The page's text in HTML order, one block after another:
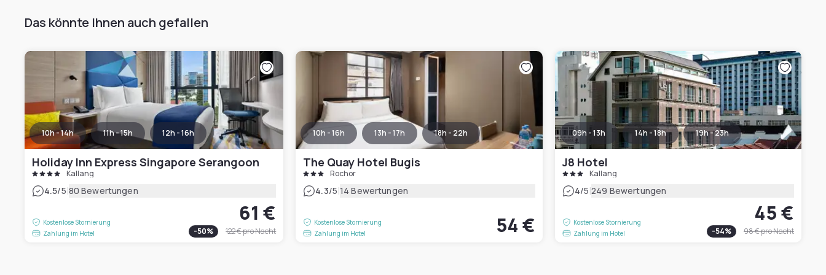
Das könnte Ihnen auch gefallen
10h - 14h 11h - 15h 12h - 16h
Holiday Inn Express Singapore Serangoon
Kallang
4.5/5|80 Bewertungen
Kostenlose Stornierung
Zahlung im Hotel
61 €
-50% 122 €pro Nacht
10h - 16h 13h - 17h 18h - 22h
The Quay Hotel Bugis
Rochor
4.3/5|14 Bewertungen
Kostenlose Stornierung
Zahlung im Hotel
54 €
09h - 13h 14h - 18h 19h - 23h
J8 Hotel
Kallang
4/5|249 Bewertungen
Kostenlose Stornierung
Zahlung im Hotel
45 €
-54% 98 €pro Nacht